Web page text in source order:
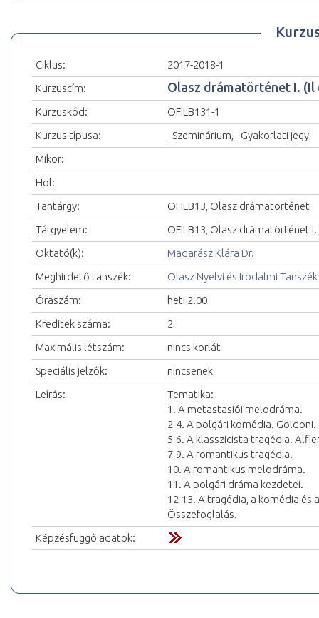
Ciklus:
2017-2018-1
Kurzuscím:
Olasz drámatörténet I.
Kurzuskód:
OFILB131-1
Kurzus típusa:
_Szeminárium, _Gyakorlati jegy
Mikor:
Hol:
Tantárgy:
OFILB13, Olasz drámatörténet
Tárgyelem:
OFILB13, Olasz drámatörténet I.
Oktató(k):
Madarász Klára Dr.
Meghirdető tanszék:
Olasz Nyelvi és Irodalmi Tanszék
Óraszám:
heti 2.00
Kreditek száma:
2
Maximális létszám:
nincs korlát
Speciális jelzők:
nincsenek
Leírás:
Tematika:
1. A metastasiói melodráma.
2-4. A polgári komédia. Goldoni.
5-6. A klasszicista tragédia.
7-9. A romantikus tragédia.
10. A romantikus melodráma.
11. A polgári dráma kezdetei.
12-13. A tragédia, a komédia
Összefoglalás.
Képzésfüggő adatok: